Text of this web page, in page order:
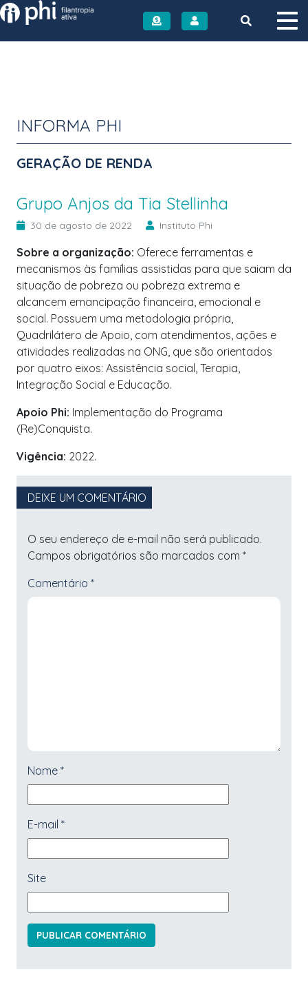
Instituto PHI
INFORMA PHI
GERAÇÃO DE RENDA
Grupo Anjos da Tia Stellinha
30 de agosto de 2022 Instituto Phi
Sobre a organização: Oferece ferramentas e
mecanismos às famílias assistidas para que saiam da
situação de pobreza ou pobreza extrema e
alcancem emancipação financeira, emocional e
social. Possuem uma metodologia própria,
Quadrilátero de Apoio, com atendimentos, ações e
atividades realizadas na ONG, que são orientados
por quatro eixos: Assistência social, Terapia,
Integração Social e Educação.
Apoio Phi: Implementação do Programa
(Re)Conquista.
Vigência: 2022.
DEIXE UM COMENTÁRIO
O seu endereço de e-mail não será publicado.
Campos obrigatórios são marcados com *
Comentário *
Nome *
E-mail *
Site